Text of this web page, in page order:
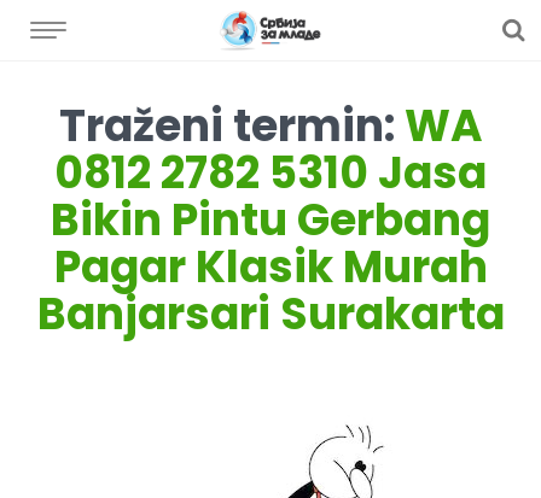
Traženi termin:WA
0812 2782 5310 Jasa
Bikin Pintu Gerbang
Pagar Klasik Murah
Banjarsari Surakarta